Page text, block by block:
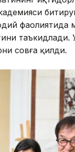
совға қилди.